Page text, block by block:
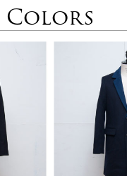
Colors